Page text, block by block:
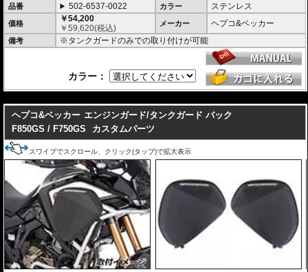
品番 502-6537-0022 カラー ステンレス
価格
￥54,200
￥59,620(税込) メーカー ヘプコ&ベッカー
備考 ※タンクガードのみでの取り付けが可能
カラー：
ヘプコ&ベッカー エンジンガード/タンクガード バック
F850GS / F750GS
カスタムパーツ
スワイプでスクロール、クリック(タップ)で拡大表示